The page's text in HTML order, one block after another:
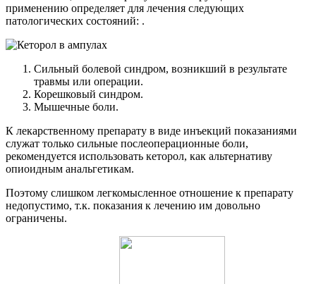
применению определяет для лечения следующих
патологических состояний: .
Сильный болевой синдром, возникший в результате
травмы или операции.
Корешковый синдром.
Мышечные боли.
К лекарственному препарату в виде инъекций показаниями
служат только сильные послеоперационные боли,
рекомендуется использовать кеторол, как альтернативу
опиоидным анальгетикам.
Поэтому слишком легкомысленное отношение к препарату
недопустимо, т.к. показания к лечению им довольно
ограничены.